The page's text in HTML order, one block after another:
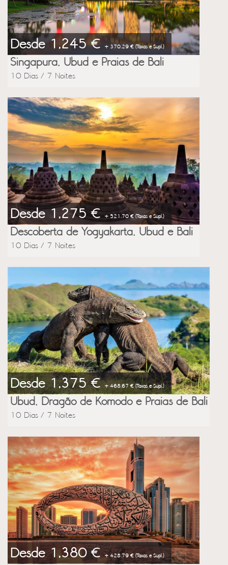
Desde 1,245 € + 370.29 € (Taxas e Supl.)
Singapura, Ubud e Praias de Bali
10 Dias / 7 Noites
Desde 1,275 € + 521.70 € (Taxas e Supl.)
Descoberta de Yogyakarta, Ubud e Bali
10 Dias / 7 Noites
Desde 1,375 €+ 468.67 € (Taxas e Supl.)
Ubud, Dragão de Komodo e Praias de Bali
10 Dias / 7 Noites
Desde 1,380 €+ 428.79 € (Taxas e Supl.)